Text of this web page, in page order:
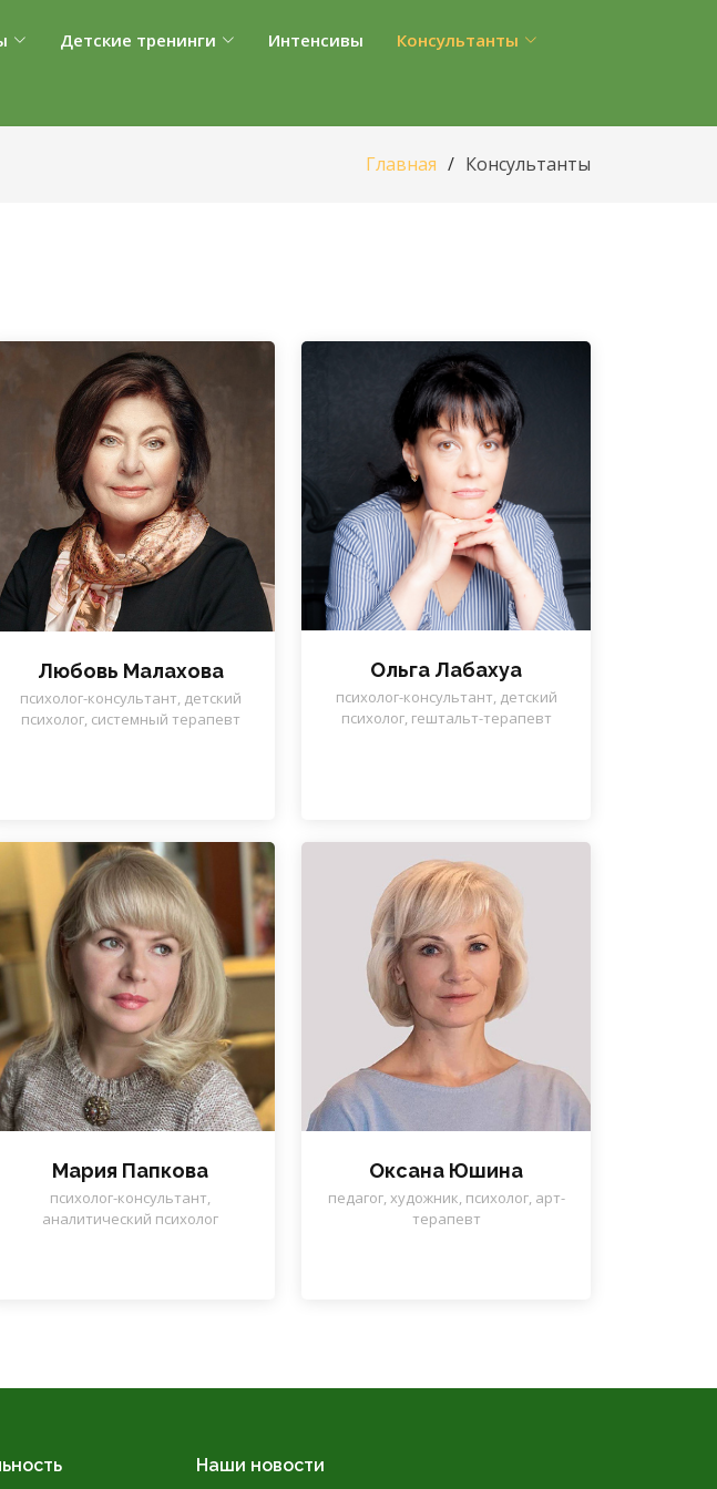
Детские тренинги Интенсивы Консультанты
Главная Консультанты
Любовь Малахова
психолог-консультант, детский
психолог, системный терапевт
Ольга Лабахуа
психолог-консультант, детский
психолог, гештальт-терапевт
Мария Папкова
психолог-консультант,
аналитический психолог
Оксана Юшина
педагог, художник, психолог, арт-
терапевт
Наши новости